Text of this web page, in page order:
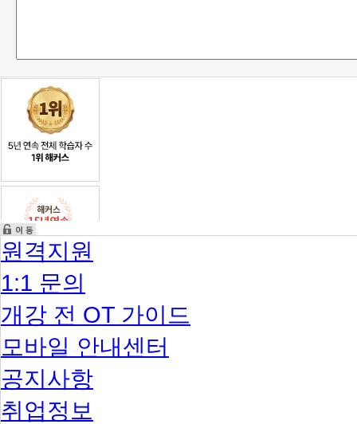
원격지원
1:1 문의
개강 전 OT 가이드
모바일 안내센터
공지사항
취업정보